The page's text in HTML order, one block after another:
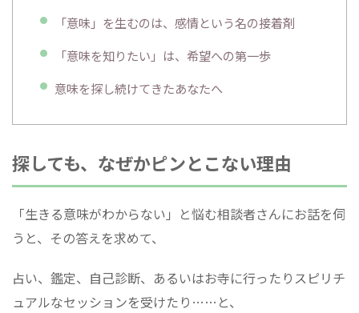
「意味」を生むのは、感情という名の接着剤
「意味を知りたい」は、希望への第一歩
意味を探し続けてきたあなたへ
探しても、なぜかピンとこない理由
「生きる意味がわからない」と悩む相談者さんにお話を伺
うと、その答えを求めて、
占い、鑑定、自己診断、あるいはお寺に行ったりスピリチ
ュアルなセッションを受けたり……と、